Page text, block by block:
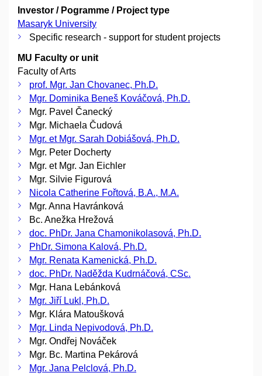
Investor / Pogramme / Project type
Masaryk University
Specific research - support for student projects
MU Faculty or unit
Faculty of Arts
prof. Mgr. Jan Chovanec, Ph.D.
Mgr. Dominika Beneš Kováčová, Ph.D.
Mgr. Pavel Čanecký
Mgr. Michaela Čudová
Mgr. et Mgr. Sarah Dobiášová, Ph.D.
Mgr. Peter Docherty
Mgr. et Mgr. Jan Eichler
Mgr. Silvie Figurová
Nicola Catherine Fořtová, B.A., M.A.
Mgr. Anna Havránková
Bc. Anežka Hrežová
doc. PhDr. Jana Chamonikolasová, Ph.D.
PhDr. Simona Kalová, Ph.D.
Mgr. Renata Kamenická, Ph.D.
doc. PhDr. Naděžda Kudrnáčová, CSc.
Mgr. Hana Lebánková
Mgr. Jiří Lukl, Ph.D.
Mgr. Klára Matoušková
Mgr. Linda Nepivodová, Ph.D.
Mgr. Ondřej Nováček
Mgr. Bc. Martina Pekárová
Mgr. Jana Pelclová, Ph.D.